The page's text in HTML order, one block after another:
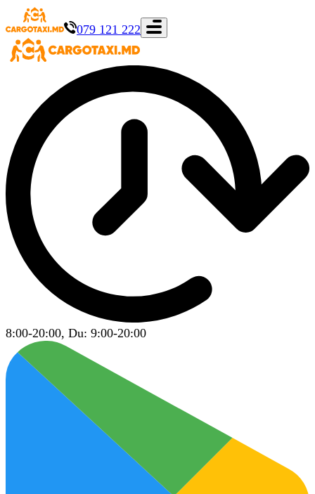
079 121 222
8:00-20:00, Du: 9:00-20:00